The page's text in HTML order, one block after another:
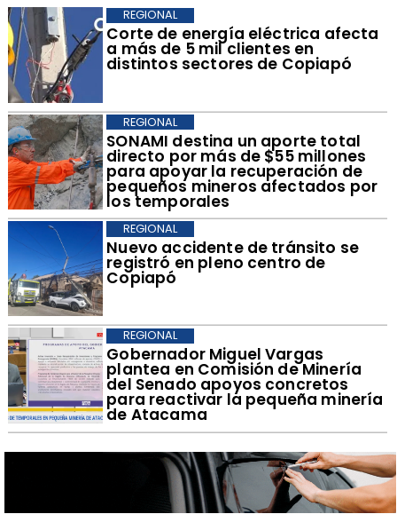
Corte de energía eléctrica afecta
a más de 5 mil clientes en
distintos sectores de Copiapó
REGIONAL
​SONAMI destina un aporte total
directo por más de $55 millones
para apoyar la recuperación de
pequeños mineros afectados por
los temporales
REGIONAL
​Nuevo accidente de tránsito se
registró en pleno centro de
Copiapó
REGIONAL
​Gobernador Miguel Vargas
plantea en Comisión de Minería
del Senado apoyos concretos
para reactivar la pequeña minería
de Atacama
REGIONAL